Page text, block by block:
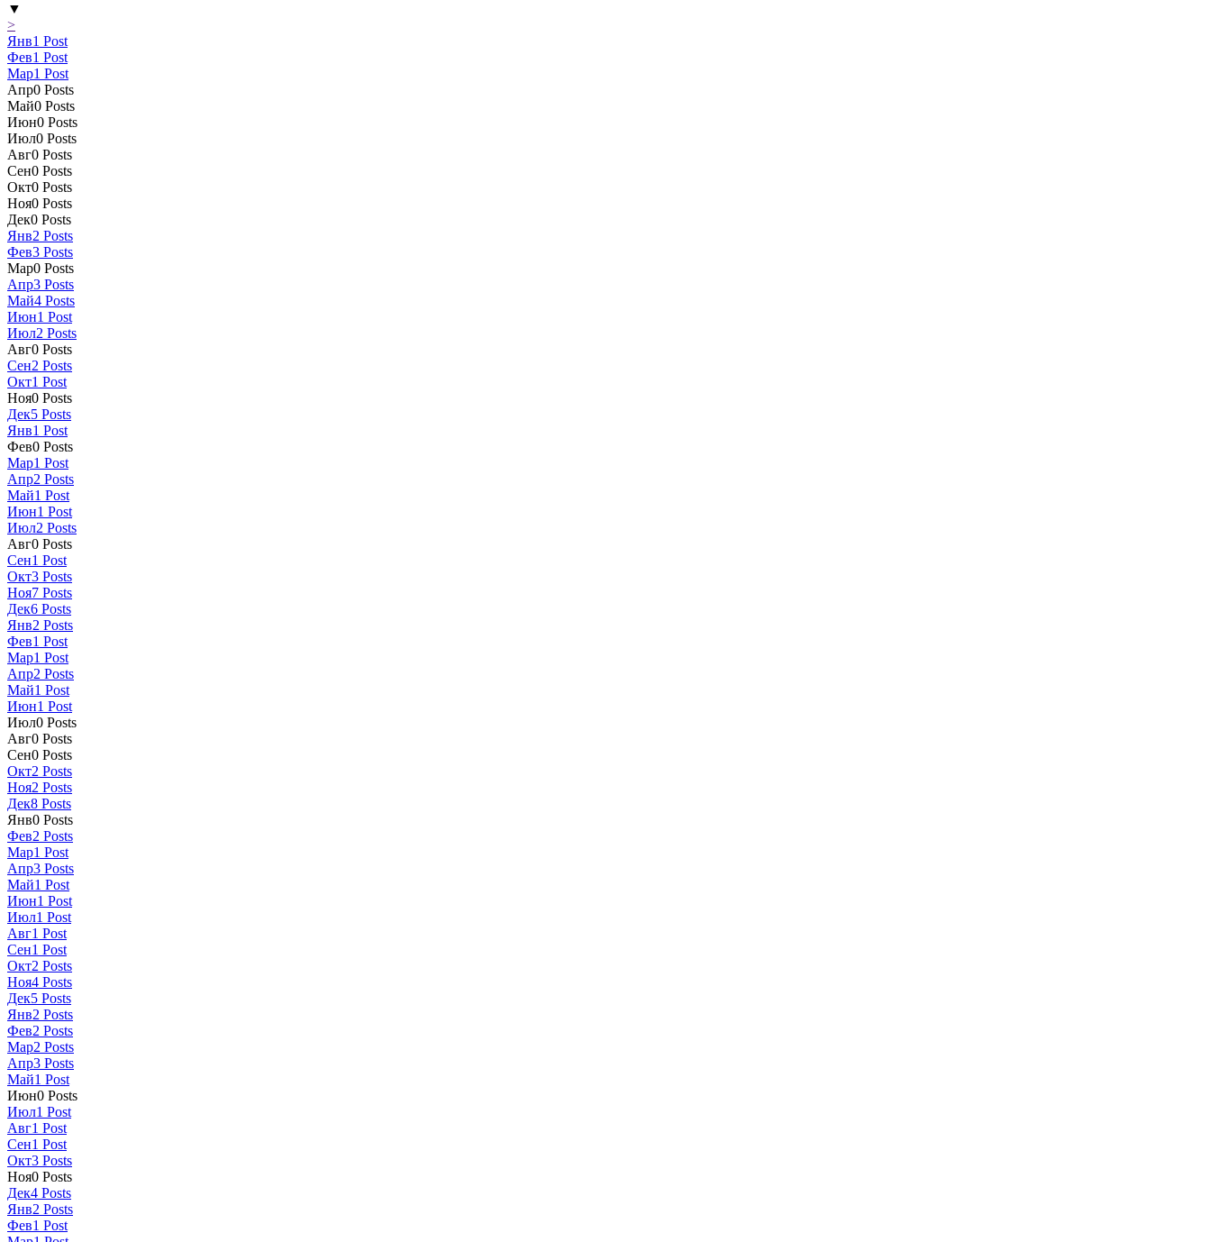
▼
>
Янв1 Post
Фев1 Post
Мар1 Post
Апр0 Posts
Май0 Posts
Июн0 Posts
Июл0 Posts
Авг0 Posts
Сен0 Posts
Окт0 Posts
Ноя0 Posts
Дек0 Posts
Янв2 Posts
Фев3 Posts
Мар0 Posts
Апр3 Posts
Май4 Posts
Июн1 Post
Июл2 Posts
Авг0 Posts
Сен2 Posts
Окт1 Post
Ноя0 Posts
Дек5 Posts
Янв1 Post
Фев0 Posts
Мар1 Post
Апр2 Posts
Май1 Post
Июн1 Post
Июл2 Posts
Авг0 Posts
Сен1 Post
Окт3 Posts
Ноя7 Posts
Дек6 Posts
Янв2 Posts
Фев1 Post
Мар1 Post
Апр2 Posts
Май1 Post
Июн1 Post
Июл0 Posts
Авг0 Posts
Сен0 Posts
Окт2 Posts
Ноя2 Posts
Дек8 Posts
Янв0 Posts
Фев2 Posts
Мар1 Post
Апр3 Posts
Май1 Post
Июн1 Post
Июл1 Post
Авг1 Post
Сен1 Post
Окт2 Posts
Ноя4 Posts
Дек5 Posts
Янв2 Posts
Фев2 Posts
Мар2 Posts
Апр3 Posts
Май1 Post
Июн0 Posts
Июл1 Post
Авг1 Post
Сен1 Post
Окт3 Posts
Ноя0 Posts
Дек4 Posts
Янв2 Posts
Фев1 Post